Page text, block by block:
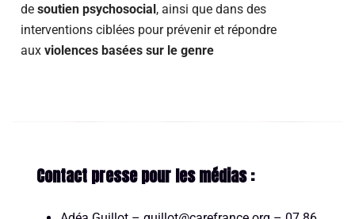
de soutien psychosocial, ainsi que dans des
interventions ciblées pour prévenir et répondre
aux violences basées sur le genre
Contact presse pour les médias :